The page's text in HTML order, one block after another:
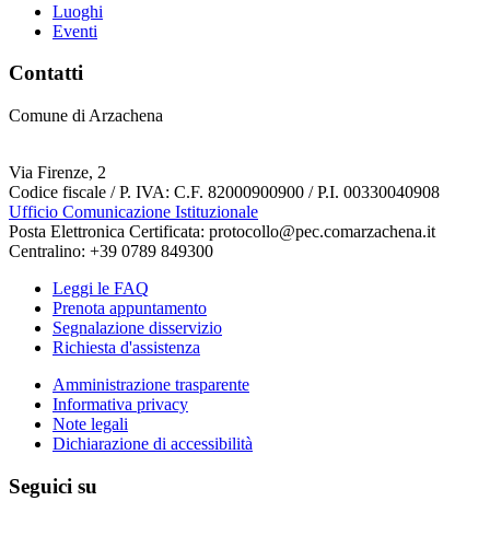
Luoghi
Eventi
Contatti
Comune di Arzachena
Via Firenze, 2
Codice fiscale / P. IVA: C.F. 82000900900 / P.I. 00330040908
Ufficio Comunicazione Istituzionale
Posta Elettronica Certificata: protocollo@pec.comarzachena.it
Centralino: +39 0789 849300
Leggi le FAQ
Prenota appuntamento
Segnalazione disservizio
Richiesta d'assistenza
Amministrazione trasparente
Informativa privacy
Note legali
Dichiarazione di accessibilità
Seguici su